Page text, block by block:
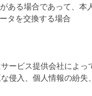
ある場合であって、本
タを交換する場合
ービス提供会社によ
侵入、個人情報の紛失